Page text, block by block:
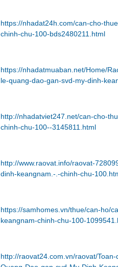
https://nhadat24h.com/can-cho-
chinh-chu-100-bds2480211.html
https://nhadatmuaban.net/Home/
le-quang-dao-gan-svd-my-dinh-
http://nhadatviet247.net/can-cho-
chinh-chu-100--3145811.html
http://www.raovat.info/raovat-
dinh-keangnam.-.-chinh-chu-
https://samhomes.vn/thue/can-ho/
keangnam-chinh-chu-100-
http://raovat24.com.vn/raovat/